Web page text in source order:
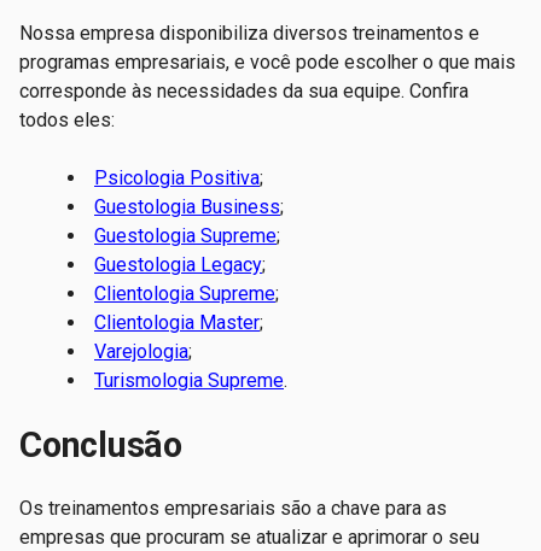
Nossa empresa disponibiliza diversos treinamentos e
programas empresariais, e você pode escolher o que mais
corresponde às necessidades da sua equipe. Confira
todos eles:
Psicologia Positiva;
Guestologia Business;
Guestologia Supreme;
Guestologia Legacy;
Clientologia Supreme;
Clientologia Master;
Varejologia;
Turismologia Supreme.
Conclusão
Os treinamentos empresariais são a chave para as
empresas que procuram se atualizar e aprimorar o seu